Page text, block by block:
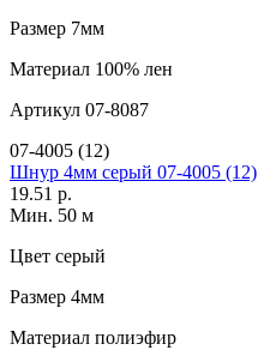
Размер 7мм
Материал 100% лен
Артикул 07-8087
07-4005 (12)
Шнур 4мм серый 07-4005 (12)
19.51 р.
Мин. 50 м
Цвет серый
Размер 4мм
Материал полиэфир